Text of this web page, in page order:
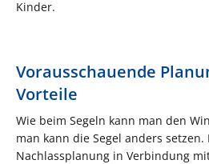
Kinder.
Vorausschauende
Vorteile
Wie beim Segeln kann man den
man kann die Segel anders setzen.
Nachlassplanung in Verbindung